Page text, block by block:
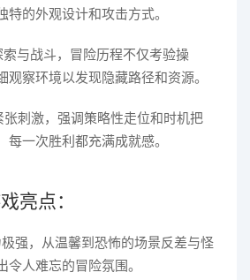
特的外观设计和攻击方式。
与战斗，冒险历程不仅考验操
观察环境以发现隐藏路径和资源。
刺激，强调策略性走位和时机把
一次胜利都充满成就感。
亮点：
强，从温馨到恐怖的场景反差与怪
人难忘的冒险氛围。